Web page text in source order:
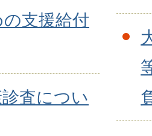
支援給付
査につい